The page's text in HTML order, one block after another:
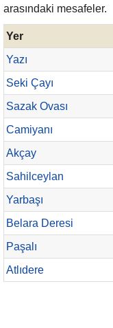
arasındaki mesafeler.
Yer
Yazı
Seki Çayı
Sazak Ovası
Camiyanı
Akçay
Sahilceylan
Yarbaşı
Belara Deresi
Paşalı
Atlıdere